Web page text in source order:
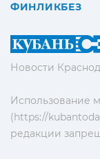
Новости
Использование
(https://
редакции
ФИНЛИКБЕЗ